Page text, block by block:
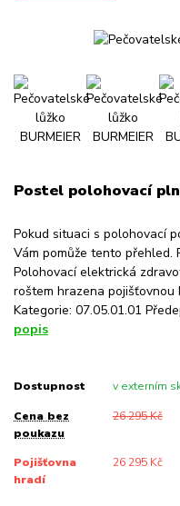
Postel polohovací
Pokud situaci s polohovací
Vám pomůže tento přehled.
Polohovací elektrická
roštem hrazena pojišťovnou
Kategorie: 07.05.01.01
popis
Dostupnost v externím
Cena bez
poukazu
26 295 Kč
Pojišťovna
hradí
26 295 Kč